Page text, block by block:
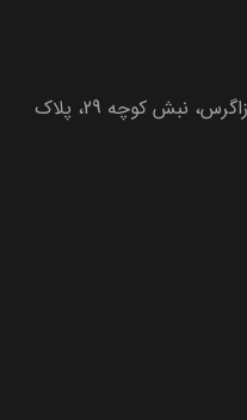
تهران، میدان آرژانتین، خیابان زاگرس، نبش کوچه 29، پلاک